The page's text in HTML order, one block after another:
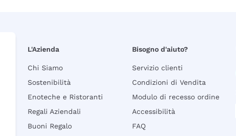
L'Azienda
Chi Siamo
Sostenibilità
Enoteche e Ristoranti
Regali Aziendali
Buoni Regalo
Bisogno d'aiuto?
Servizio clienti
Condizioni di Vendita
Modulo di recesso ordine
Accessibilità
FAQ